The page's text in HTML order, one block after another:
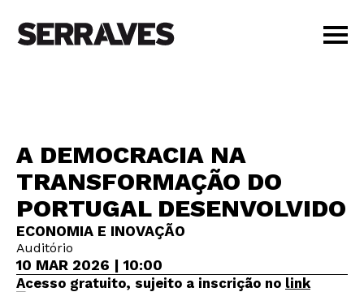
SHOP
PT | EN
BUY TICKETS
MEMBERS
A DEMOCRACIA NA
TRANSFORMAÇÃO DO
PORTUGAL DESENVOLVIDO
ECONOMIA E INOVAÇÃO
Auditório
10 MAR 2026 | 10:00
Acesso gratuito, sujeito a inscrição no link